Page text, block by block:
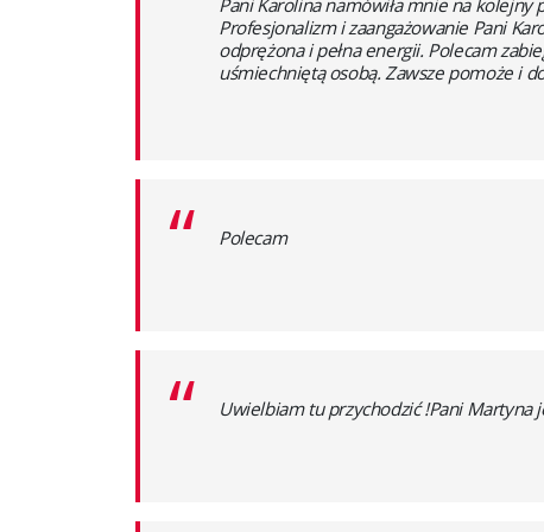
Profesjonalizm i zaangażowanie Pani
odprężona i pełna energii. Polecam
uśmiechniętą osobą. Zawsze pomoże i
“ Polecam
“ Uwielbiam tu przychodzić !Pani Martyna